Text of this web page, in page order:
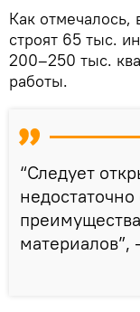
Как отмечалось,
строят 65 тыс.
200–250 тыс.
работы.
“Следует
материалов”,